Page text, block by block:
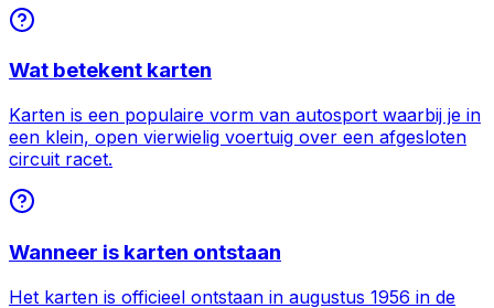
Wat betekent karten
Karten is een populaire vorm van autosport waarbij je in
een klein, open vierwielig voertuig over een afgesloten
circuit racet.
Wanneer is karten ontstaan
Het karten is officieel ontstaan in augustus 1956 in de